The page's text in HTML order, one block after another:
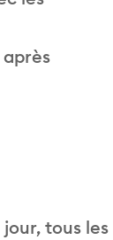
tous les